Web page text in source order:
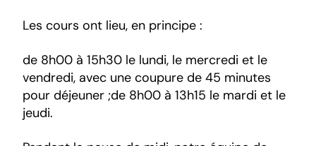
Les cours ont lieu, en principe :
de 8h00 à 15h30 le lundi, le mercredi et le
vendredi, avec une coupure de 45 minutes
pour déjeuner ;de 8h00 à 13h15 le mardi et le
jeudi.